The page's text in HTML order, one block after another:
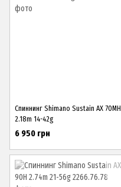
Спиннинг Shimano Sustain AX 70MH
2.18m 14-42g
6 950 грн